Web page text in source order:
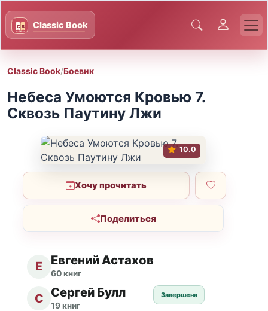
Classic Book/Боевик
Небеса Умоются Кровью 7.
Сквозь Паутину Лжи
10.0
Хочу прочитать
Поделиться
Е Евгений Астахов
60 книг
С Сергей Булл
19 книг
Завершена